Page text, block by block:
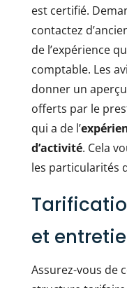
est certifié.
contactez
de l’expérience
comptable. Les
donner un
offerts par le
qui a de l’
d’activité. Cela
les particularités
et
Assurez-vous de